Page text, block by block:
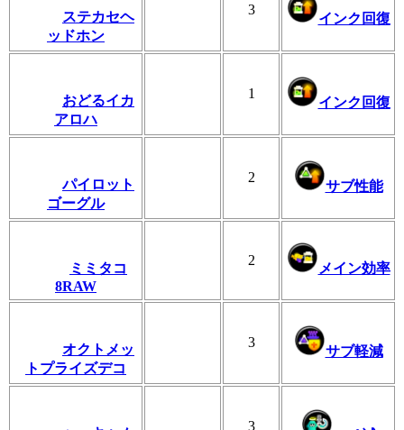
ステカセヘ
ッドホン
3
インク回復
おどるイカ
アロハ
1
インク回復
パイロット
ゴーグル
2
サブ性能
ミミタコ
8RAW
2
メイン効率
オクトメッ
トプライズデコ
3
サブ軽減
3